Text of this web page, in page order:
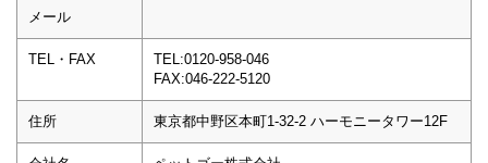
メール
TEL・FAX
TEL:0120-958-046
FAX:046-222-5120
住所 東京都中野区本町1-32-2 ハーモニータワー12F